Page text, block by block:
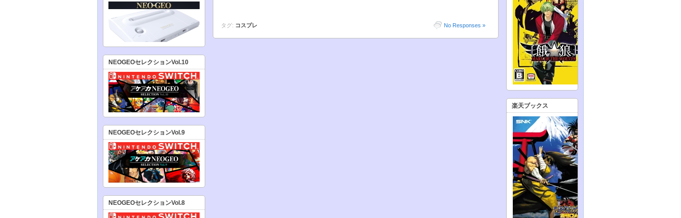
No Responses »
タグ: コスプレ
NEOGEOセレクションVol.10
NEOGEOセレクションVol.9
NEOGEOセレクションVol.8
楽天ブックス